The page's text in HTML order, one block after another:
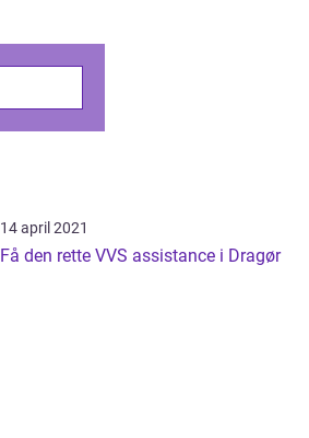
14 april 2021
Få den rette VVS assistance i Dragør